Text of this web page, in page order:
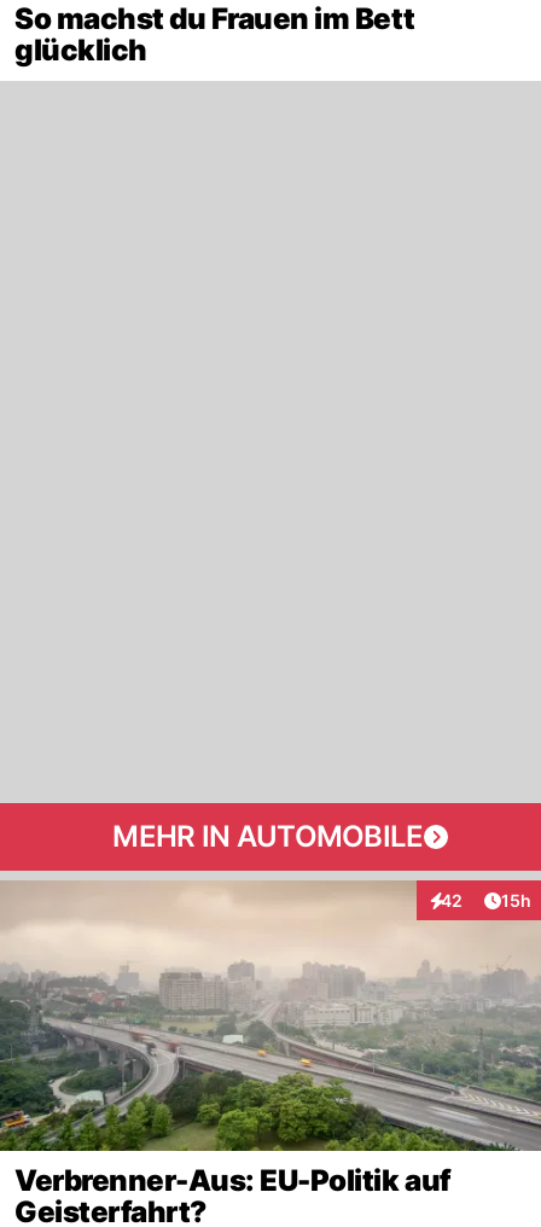
So machst du Frauen im Bett
glücklich
MEHR IN AUTOMOBILE
42
Interaktionen
15h
Verbrenner-Aus: EU-Politik auf
Geisterfahrt?